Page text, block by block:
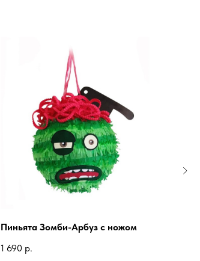
Пиньята Зомби-Арбуз с ножом
1 690 р.